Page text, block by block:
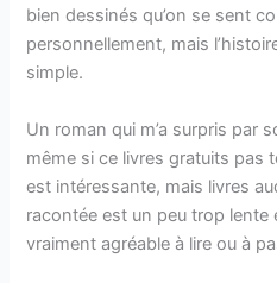
bien dessinés qu’on se sent
personnellement, mais
simple.
Un roman qui m’a surpris par
même si ce livres gratuits pas
est intéressante, mais livres
racontée est un peu trop lente
vraiment agréable à lire ou à